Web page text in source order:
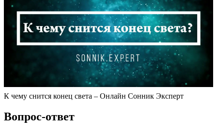
К чему снится конец света – Онлайн Сонник Эксперт
Вопрос-ответ